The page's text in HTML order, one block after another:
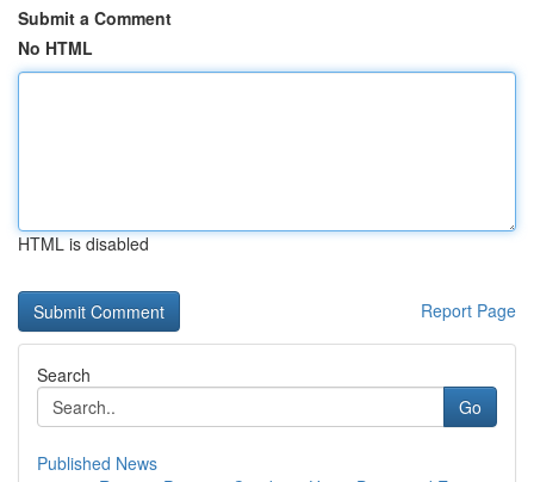
Submit a Comment
No HTML
HTML is disabled
Report Page
Search
Go
Published News